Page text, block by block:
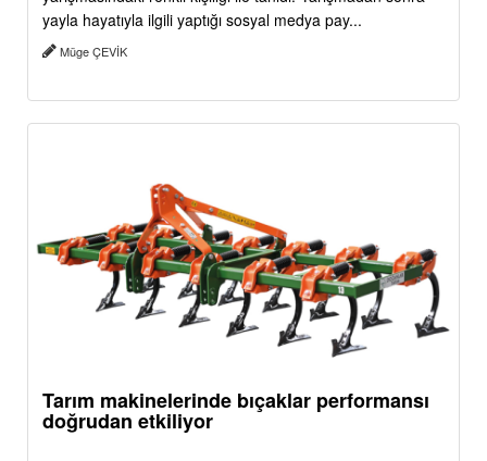
yayla hayatıyla ilgili yaptığı sosyal medya pay...
Müge ÇEVİK
Tarım makinelerinde bıçaklar performansı
doğrudan etkiliyor